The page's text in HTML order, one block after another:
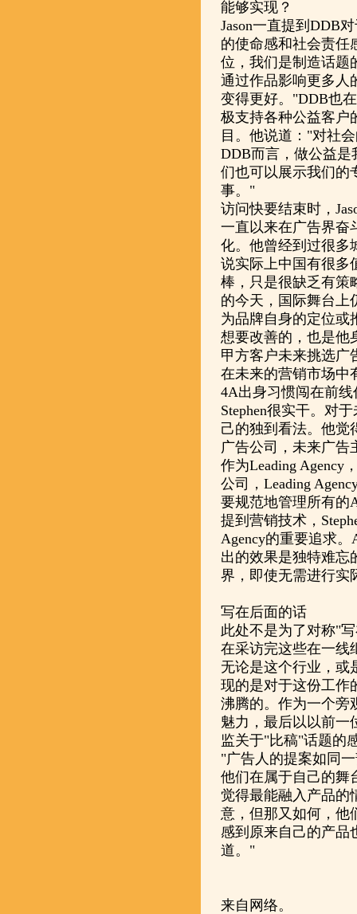
能够实现？
Jason一直提到DDB
的使命感和社会责任
位，我们是制造话题
通过作品影响更多人
变得更好。"DDB也
极支持各种公益客户
目。他说道："对社
DDB而言，做公益
们也可以展示我们的
事。"
访问快要结束时，
一直以来在广告界奋
化。他曾经到过很多
说实际上中国有很多
棒，只是很缺乏有策
的今天，国际舞台上
为品牌自身的定位或
想要改善的，也是他
甲方客户未来挑选广
在未来的营销市场中
4A出身习惯闯在前
Stephen很实干。对
己的独到看法。他觉
广告公司，未来广告
作为Leading Agency
公司，Leading
要规范地管理所有的
提到营销技术，
Agency的重要追求。
出的效果是独特难忘
界，即使无需进行实
写在后面的话
此处不是为了对称"
在采访完这些在一线
无论是这个行业，或
现的是对于这份工作
沸腾的。作为一个旁
魅力，最后以以前一
监关于"比稿"话题的
"广告人的提案如同
他们在属于自己的舞
觉得最能融入产品的
意，但那又如何，他
感到原来自己的产品
道。"
来自网络。